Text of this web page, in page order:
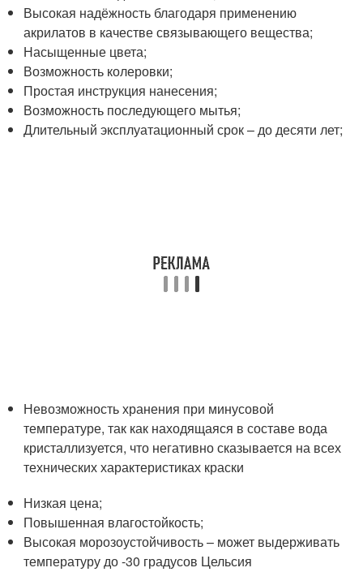
Высокая надёжность благодаря применению
акрилатов в качестве связывающего вещества;
Насыщенные цвета;
Возможность колеровки;
Простая инструкция нанесения;
Возможность последующего мытья;
Длительный эксплуатационный срок – до десяти лет;
Невозможность хранения при минусовой
температуре, так как находящаяся в составе вода
кристаллизуется, что негативно сказывается на всех
технических характеристиках краски
Низкая цена;
Повышенная влагостойкость;
Высокая морозоустойчивость – может выдерживать
температуру до -30 градусов Цельсия